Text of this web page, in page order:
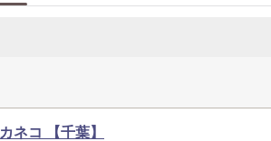
カネコ 【千葉】